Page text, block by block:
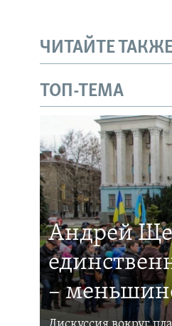
ЧИТАЙТЕ
ТОП-ТЕМА
Андрей
–